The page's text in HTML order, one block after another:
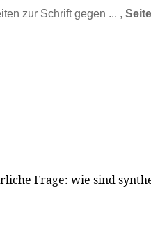
zur Schrift gegen ... ,
Frage: wie sind